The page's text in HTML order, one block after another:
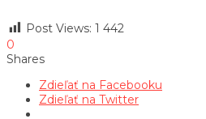
Post Views: 1 442
0
Shares
Zdieľať na Facebooku
Zdieľať na Twitter